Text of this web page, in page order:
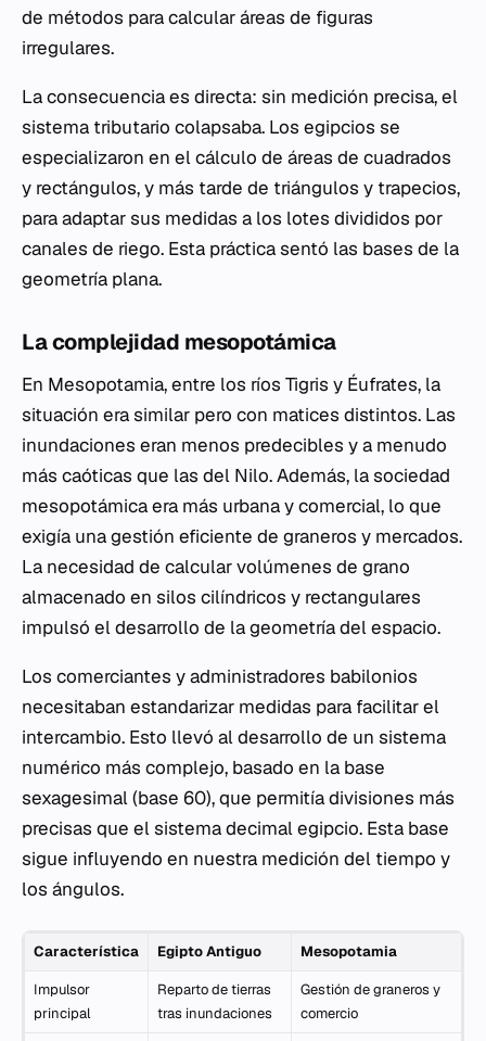
de métodos para calcular áreas de figuras
irregulares.
La consecuencia es directa: sin medición precisa, el
sistema tributario colapsaba. Los egipcios se
especializaron en el cálculo de áreas de cuadrados
y rectángulos, y más tarde de triángulos y trapecios,
para adaptar sus medidas a los lotes divididos por
canales de riego. Esta práctica sentó las bases de la
geometría plana.
La complejidad mesopotámica
En Mesopotamia, entre los ríos Tigris y Éufrates, la
situación era similar pero con matices distintos. Las
inundaciones eran menos predecibles y a menudo
más caóticas que las del Nilo. Además, la sociedad
mesopotámica era más urbana y comercial, lo que
exigía una gestión eficiente de graneros y mercados.
La necesidad de calcular volúmenes de grano
almacenado en silos cilíndricos y rectangulares
impulsó el desarrollo de la geometría del espacio.
Los comerciantes y administradores babilonios
necesitaban estandarizar medidas para facilitar el
intercambio. Esto llevó al desarrollo de un sistema
numérico más complejo, basado en la base
sexagesimal (base 60), que permitía divisiones más
precisas que el sistema decimal egipcio. Esta base
sigue influyendo en nuestra medición del tiempo y
los ángulos.
Característica Egipto Antiguo Mesopotamia
Impulsor
principal
Reparto de tierras
tras inundaciones
Gestión de graneros y
comercio